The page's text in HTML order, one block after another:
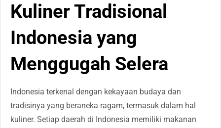
Kuliner Tradisional
Indonesia yang
Menggugah Selera
Indonesia terkenal dengan kekayaan budaya dan
tradisinya yang beraneka ragam, termasuk dalam hal
kuliner. Setiap daerah di Indonesia memiliki makanan